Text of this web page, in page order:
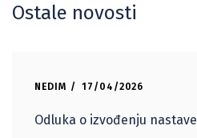
Ostale novosti
NEDIM 17/04/2026
Odluka o izvođenju